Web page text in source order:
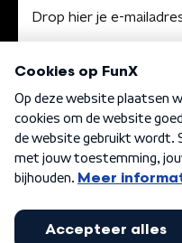
Algemene voorwaarden